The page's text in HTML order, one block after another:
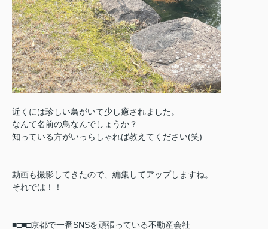
近くには珍しい鳥がいて少し癒されました。
なんて名前の鳥なんでしょうか？
知っている方がいっらしゃれば教えてください(笑)
動画も撮影してきたので、編集してアップしますね。
それでは！！
■□■□京都で一番SNSを頑張っている不動産会社